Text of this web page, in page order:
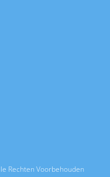
Rechten Voorbehouden